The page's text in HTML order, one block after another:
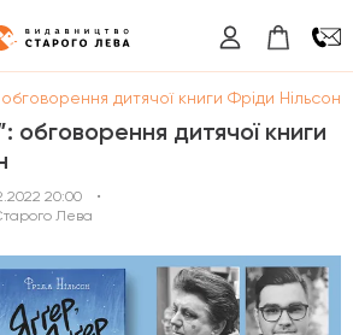
обговорення дитячої книги Фріди Нільсон
обговорення дитячої книги
20:00
•
Лева